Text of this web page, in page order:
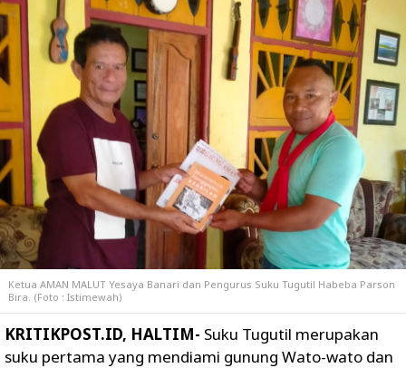
Ketua AMAN MALUT Yesaya Banari dan Pengurus Suku Tugutil Habeba Parson
Bira. (Foto : Istimewah)
KRITIKPOST.ID, HALTIM- Suku Tugutil merupakan
suku pertama yang mendiami gunung Wato-wato dan